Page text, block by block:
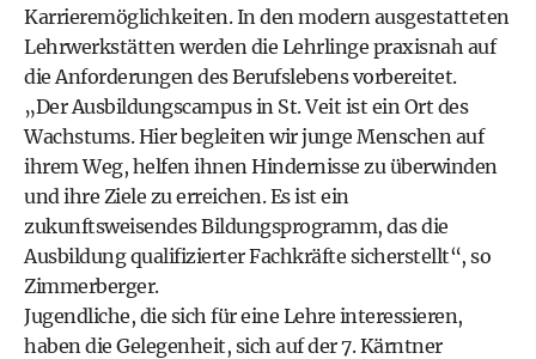
Karrieremöglichkeiten. In den modern ausgestatteten
Lehrwerkstätten werden die Lehrlinge praxisnah auf
die Anforderungen des Berufslebens vorbereitet.
„Der Ausbildungscampus in St. Veit ist ein Ort des
Wachstums. Hier begleiten wir junge Menschen auf
ihrem Weg, helfen ihnen Hindernisse zu überwinden
und ihre Ziele zu erreichen. Es ist ein
zukunftsweisendes Bildungsprogramm, das die
Ausbildung qualifizierter Fachkräfte sicherstellt“, so
Zimmerberger.
Jugendliche, die sich für eine Lehre interessieren,
haben die Gelegenheit, sich auf der 7. Kärntner